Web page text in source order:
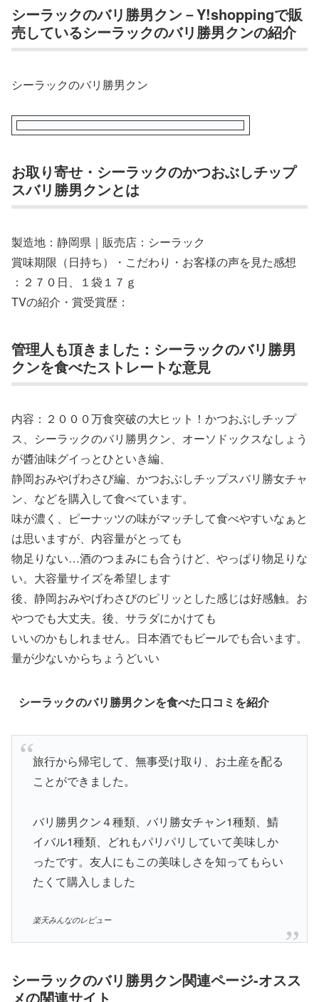
シーラックのバリ勝男クン－Y!shoppingで販
売しているシーラックのバリ勝男クンの紹介
シーラックのバリ勝男クン
お取り寄せ・シーラックのかつおぶしチップ
スバリ勝男クンとは
製造地：静岡県｜販売店：シーラック
賞味期限（日持ち）・こだわり・お客様の声を見た感想
：２７０日、１袋１７ｇ
TVの紹介・賞受賞歴：
管理人も頂きました：シーラックのバリ勝男
クンを食べたストレートな意見
内容：２０００万食突破の大ヒット！かつおぶしチップ
ス、シーラックのバリ勝男クン、オーソドックスなしょう
が醬油味グイっとひといき編、
静岡おみやげわさび編、かつおぶしチップスバリ勝女チャ
ン、などを購入して食べています。
味が濃く、ピーナッツの味がマッチして食べやすいなぁと
は思いますが、内容量がとっても
物足りない…酒のつまみにも合うけど、やっぱり物足りな
い。大容量サイズを希望します
後、静岡おみやげわさびのピリッとした感じは好感触。お
やつでも大丈夫。後、サラダにかけても
いいのかもしれません。日本酒でもビールでも合います。
量が少ないからちょうどいい
シーラックのバリ勝男クンを食べた口コミを紹介
旅行から帰宅して、無事受け取り、お土産を配る
ことができました。
バリ勝男クン４種類、バリ勝女チャン1種類、鯖
イバル1種類、どれもパリパリしていて美味しか
ったです。友人にもこの美味しさを知ってもらい
たくて購入しました
楽天みんなのレビュー
シーラックのバリ勝男クン関連ページ-オスス
メの関連サイト